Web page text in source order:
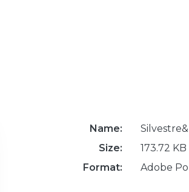
Name:
Size:
173.72 KB
Format:
Adobe